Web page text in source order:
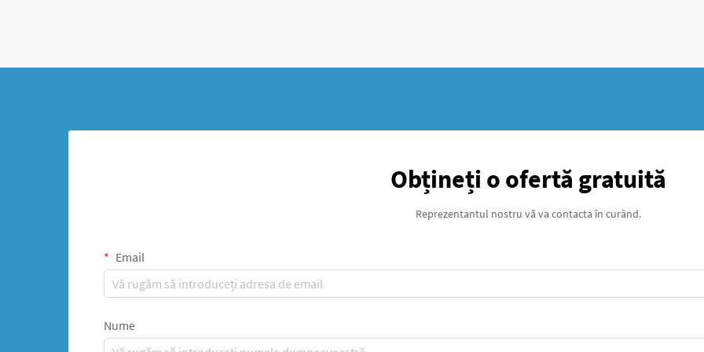
Obțineți o ofertă gratuită
Reprezentantul nostru vă va contacta în curând.
Email
Nume